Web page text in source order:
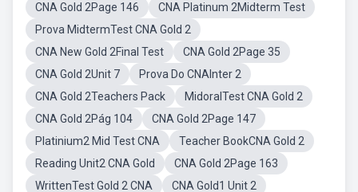
CNA Gold 2Page 146
CNA Platinum 2Midterm Test
Prova MidtermTest CNA Gold 2
CNA New Gold 2Final Test
CNA Gold 2Page 35
CNA Gold 2Unit 7
Prova Do CNAInter 2
CNA Gold 2Teachers Pack
MidoralTest CNA Gold 2
CNA Gold 2Pág 104
CNA Gold 2Page 147
Platinium2 Mid Test CNA
Teacher BookCNA Gold 2
Reading Unit2 CNA Gold
CNA Gold 2Page 163
WrittenTest Gold 2 CNA
CNA Gold1 Unit 2